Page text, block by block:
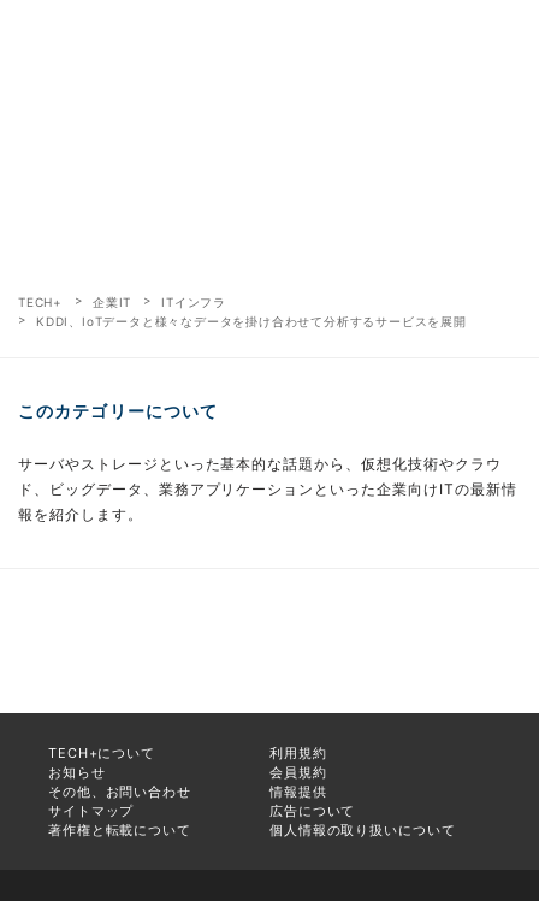
TECH+ 企業IT
ITインフラ
KDDI、IoTデータと様々なデータを掛け合わせて分析するサービスを展開
このカテゴリーについて
サーバやストレージといった基本的な話題から、仮想化技術やクラウ
ド、ビッグデータ、業務アプリケーションといった企業向けITの最新情
報を紹介します。
TECH+について
利用規約
お知らせ
会員規約
その他、お問い合わせ
情報提供
サイトマップ
広告について
著作権と転載について
個人情報の取り扱いについて